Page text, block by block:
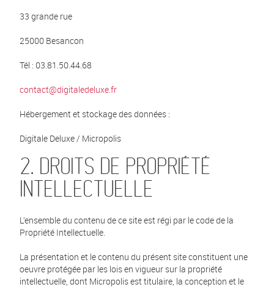
33 grande rue
25000 Besancon
Tél : 03.81.50.44.68
contact@digitaledeluxe.fr
Hébergement et stockage des données :
Digitale Deluxe / Micropolis
2. DROITS DE PROPRIÉTÉ
INTELLECTUELLE
L’ensemble du contenu de ce site est régi par le code de la
Propriété Intellectuelle.
La présentation et le contenu du présent site constituent une
oeuvre protégée par les lois en vigueur sur la propriété
intellectuelle, dont Micropolis est titulaire, la conception et le